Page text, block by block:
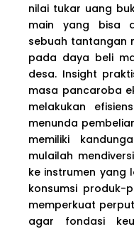
nilai tukar uang
main yang bisa
sebuah tantangan
pada daya beli
desa. Insight
masa pancaroba
melakukan
menunda
memiliki
mulailah
ke instrumen yang
konsumsi produk-
memperkuat
agar fondasi